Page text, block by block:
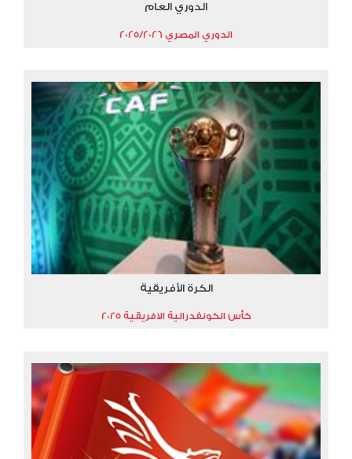
الدوري العام
الدوري المصري 2025/2026
الكرة الأفريقية
كأس الكونفدرالية الافريقية 2025